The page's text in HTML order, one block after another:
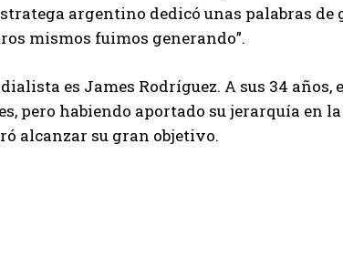
argentino dedicó unas palabras de
mismos fuimos generando”.
es James Rodríguez. A sus 34 años,
pero habiendo aportado su jerarquía en
alcanzar su gran objetivo.